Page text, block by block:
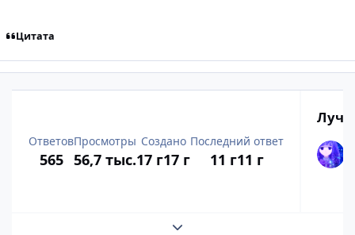
Цитата
Ответов
565
Просмотры
56,7 тыс.
Создано
17 г17 г
Последний ответ
11 г11 г
Развернуть обзор темы